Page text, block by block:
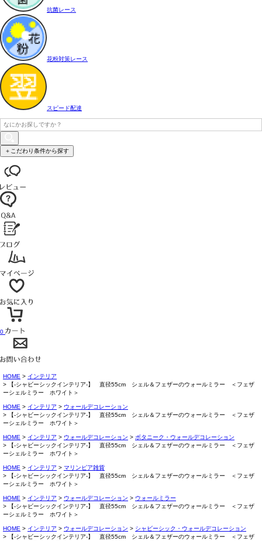
抗菌レース
花粉対策レース
スピード配達
＋こだわり条件から探す
0
HOME
インテリア
【-シャビーシックインテリア-】 直径55cm シェル＆フェザーのウォールミラー ＜フェザ
ーシェルミラー ホワイト＞
HOME インテリア
ウォールデコレーション
【-シャビーシックインテリア-】 直径55cm シェル＆フェザーのウォールミラー ＜フェザ
ーシェルミラー ホワイト＞
HOME インテリア ウォールデコレーション
ボタニーク・ウォールデコレーション
【-シャビーシックインテリア-】 直径55cm シェル＆フェザーのウォールミラー ＜フェザ
ーシェルミラー ホワイト＞
HOME インテリア
マリンピア雑貨
【-シャビーシックインテリア-】 直径55cm シェル＆フェザーのウォールミラー ＜フェザ
ーシェルミラー ホワイト＞
HOME インテリア ウォールデコレーション
ウォールミラー
【-シャビーシックインテリア-】 直径55cm シェル＆フェザーのウォールミラー ＜フェザ
ーシェルミラー ホワイト＞
HOME インテリア ウォールデコレーション
シャビーシック・ウォールデコレーション
【-シャビーシックインテリア-】 直径55cm シェル＆フェザーのウォールミラー ＜フェザ